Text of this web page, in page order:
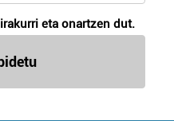
irakurri eta onartzen dut.